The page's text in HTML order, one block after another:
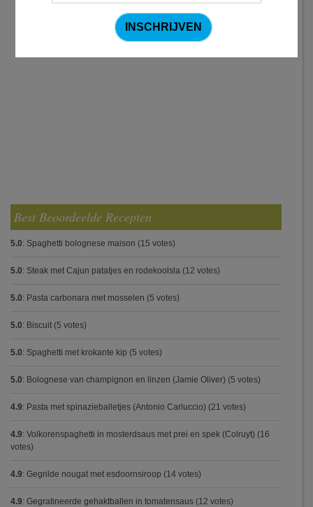
Best Beoordeelde Recepten
5.0: Spaghetti bolognese maison (15 votes)
5.0: Steak met Cajun patatjes en rodekoolsla (12 votes)
5.0: Pasta carbonara met mosselen (5 votes)
5.0: Biscuit (5 votes)
5.0: Spaghetti met krokante kip (5 votes)
5.0: Bolognese van champignon en linzen (Jamie Oliver) (5 votes)
4.9: Pasta met spinazieballetjes (Antonio Carluccio) (21 votes)
4.9: Volkorenspaghetti in mosterdsaus met prei en spek (Colruyt) (16
votes)
4.9: Gegrilde nougat met esdoornsiroop (14 votes)
4.9: Gegratineerde gehaktballen in tomatensaus (12 votes)